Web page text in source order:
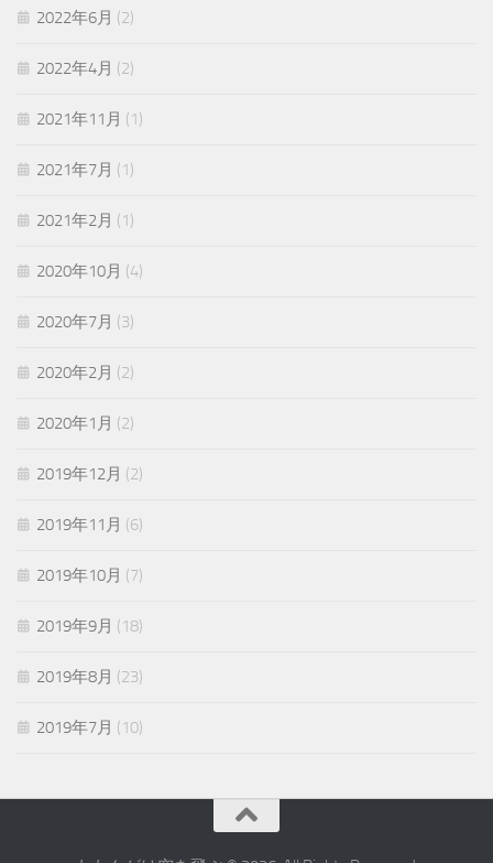
2022年6月 (2)
2022年4月 (2)
2021年11月 (1)
2021年7月 (1)
2021年2月 (1)
2020年10月 (4)
2020年7月 (3)
2020年2月 (2)
2020年1月 (2)
2019年12月 (2)
2019年11月 (6)
2019年10月 (7)
2019年9月 (18)
2019年8月 (23)
2019年7月 (10)